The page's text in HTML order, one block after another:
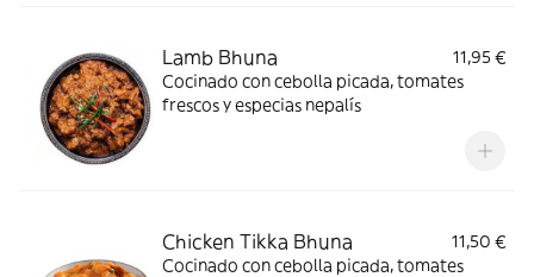
Lamb Bhuna
11,95 €
Cocinado con cebolla picada, tomates
frescos y especias nepalís
Chicken Tikka Bhuna
11,50 €
Cocinado con cebolla picada, tomates